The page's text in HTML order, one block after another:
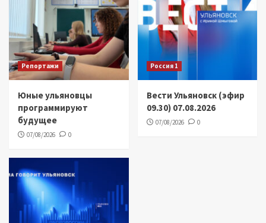
Репортажи
Юные ульяновцы
программируют
будущее
07/08/2026 0
Россия 1
Вести Ульяновск (эфир
09.30) 07.08.2026
07/08/2026 0